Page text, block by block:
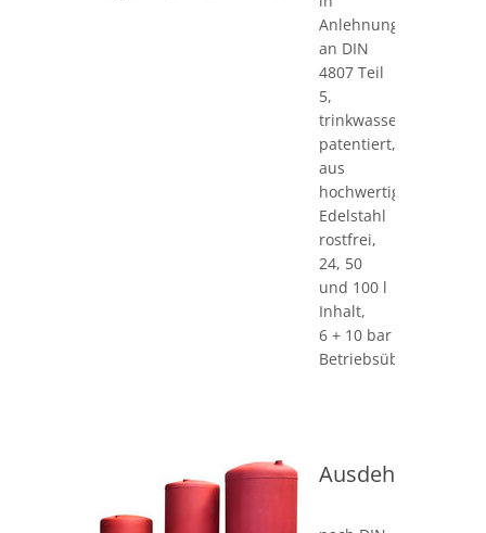
Anlehnung
an DIN
4807 Teil
5,
trinkwasserbeständig,
patentiert,
aus
hochwertigem
Edelstahl
rostfrei,
24, 50
und 100 l
Inhalt,
6 + 10 bar
Betriebsüberdruck